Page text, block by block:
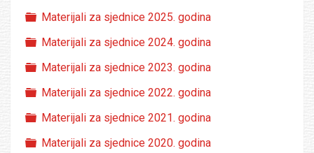
Folder
Materijali za sjednice 2025. godina
Folder
Materijali za sjednice 2024. godina
Folder
Materijali za sjednice 2023. godina
Folder
Materijali za sjednice 2022. godina
Folder
Materijali za sjednice 2021. godina
Folder
Materijali za sjednice 2020. godina